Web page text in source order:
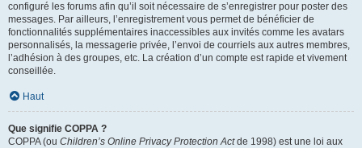
configuré les forums afin qu’il soit nécessaire de s’enregistrer pour poster des
messages. Par ailleurs, l’enregistrement vous permet de bénéficier de
fonctionnalités supplémentaires inaccessibles aux invités comme les avatars
personnalisés, la messagerie privée, l’envoi de courriels aux autres membres,
l’adhésion à des groupes, etc. La création d’un compte est rapide et vivement
conseillée.
Haut
Que signifie COPPA ?
COPPA (ou Children’s Online Privacy Protection Actde 1998) est une loi aux